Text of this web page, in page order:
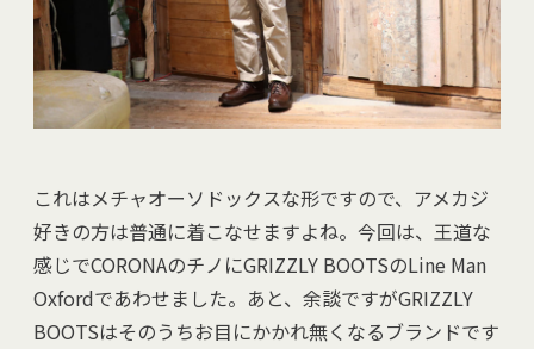
これはメチャオーソドックスな形ですので、アメカジ
好きの方は普通に着こなせますよね。今回は、王道な
感じでCORONAのチノにGRIZZLY BOOTSのLine Man
Oxfordであわせました。あと、余談ですがGRIZZLY
BOOTSはそのうちお目にかかれ無くなるブランドです